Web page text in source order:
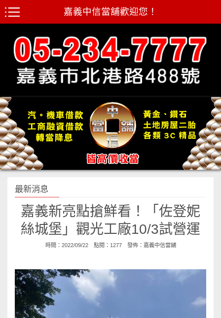
嘉義中信當舖歡迎您！
最新消息
嘉義新亮點搶鮮看！「佐登妮
絲城堡」觀光工廠10/3試營運
時間：2022/09/22 點閱：1277 發佈： 嘉義中信當舖